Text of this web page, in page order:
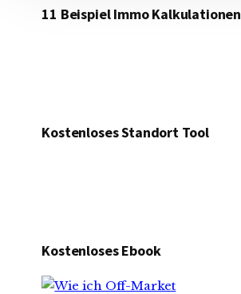
11 Beispiel Immo Kalkulationen
Kostenloses Standort Tool
Kostenloses Ebook